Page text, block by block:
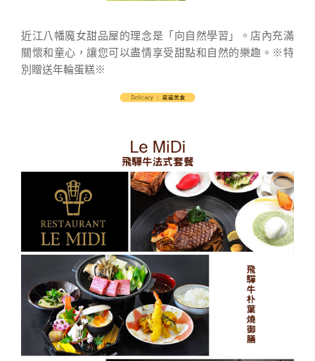
近江八幡魔女甜品屋的理念是「向自然學習」。店內充滿
關懷和童心，讓您可以盡情享受甜點和自然的樂趣。 ※特
別贈送年輪蛋糕※